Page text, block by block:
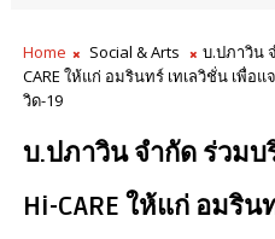
Home Social & Arts
บ.ปภาวิน
CARE ให้แก่ อมรินทร์ เทเลวิชั่น เพื่
วิด-19
บ.ปภาวิน จำกัด ร่วม
Hi-CARE ให้แก่ อมริ